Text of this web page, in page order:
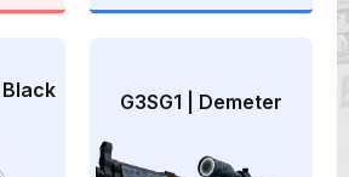
G3SG1 | Demeter